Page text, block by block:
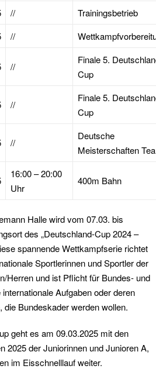
//
Trainingsbetrieb
//
//
Finale 5.
Cup
//
Finale 5.
Cup
//
Deutsche
Meisterschaften
16:00 – 20:00
Uhr
400m Bahn
Halle wird vom 07.03. bis
des „Deutschland-Cup 2024 –
spannende Wettkampfserie richtet
Sportlerinnen und Sportler der
Herren und ist Pflicht für Bundes- und
Aufgaben oder deren
die Bundeskader werden wollen.
geht es am 09.03.2025 mit den
2025 der Juniorinnen und Junioren A,
im Eisschnelllauf weiter.